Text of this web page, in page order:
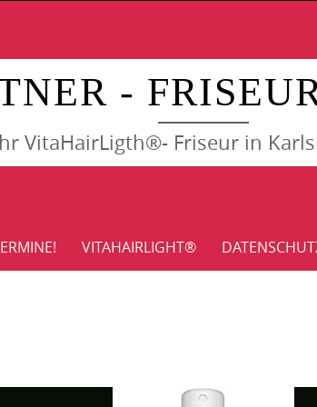
content
-
VitaHairLigth®- Friseur in
VITAHAIRLIGHT®